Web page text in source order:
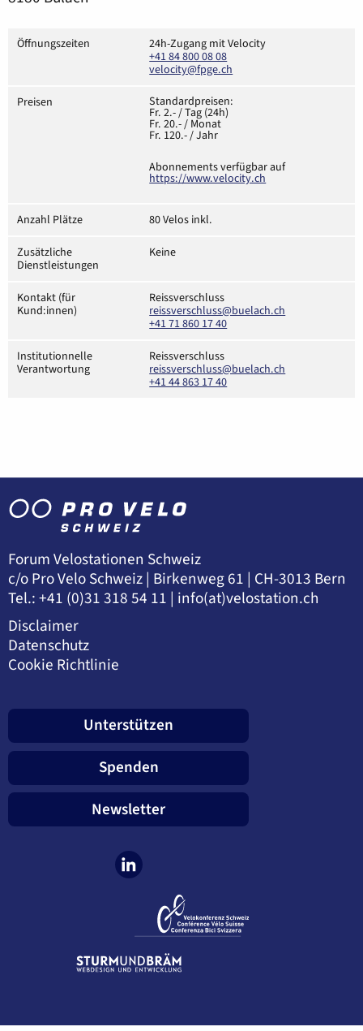
Öffnungszeiten
24h-Zugang mit Velocity
+41 84 800 08 08
velocity@fpge.ch
Preisen
Standardpreisen:
Fr. 2.- / Tag (24h)
Fr. 20.- / Monat
Fr. 120.- / Jahr
Abonnements verfügbar auf
https://www.velocity.ch
Anzahl Plätze
80 Velos inkl.
Zusätzliche
Dienstleistungen
Keine
Kontakt (für
Kund:innen)
Reissverschluss
reissverschluss@buelach.ch
+41 71 860 17 40
Institutionnelle
Verantwortung
Reissverschluss
reissverschluss@buelach.ch
+41 44 863 17 40
Forum Velostationen Schweiz
c/o Pro Velo Schweiz | Birkenweg 61 | CH-3013 Bern
Tel.: +41 (0)31 318 54 11 | info(at)velostation.ch
Disclaimer
Datenschutz
Cookie Richtlinie
Unterstützen
Spenden
Newsletter